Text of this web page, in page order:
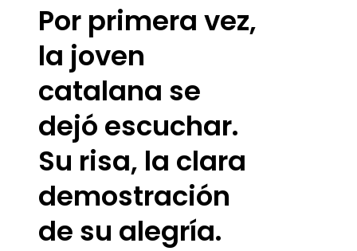
Por primera vez,
la joven
catalana se
dejó escuchar.
Su risa, la clara
demostración
de su alegría.